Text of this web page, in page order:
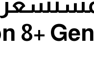
8+ Gen